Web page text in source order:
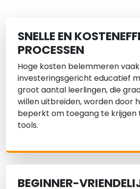
SNELLE EN
PROCESSEN
Hoge kosten belemmeren
investeringsgericht educatief
groot aantal leerlingen, die
willen uitbreiden, worden door
beperkt om toegang te krijgen
tools.
BEGINNER-